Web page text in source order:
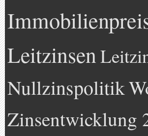
Leitzinsen
Nullzinspolitik
Zinsentwicklung